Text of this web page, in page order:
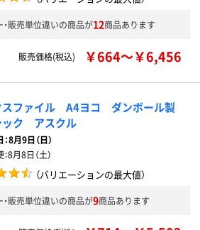
・販売単位違いの商品が12商品あります
販売価格(税込) ￥664～￥6,456
スファイル A4ヨコ ダンボール製
ック アスクル
8月9日（日）
8月8日（土）
（バリエーションの最大値）
・販売単位違いの商品が9商品あります